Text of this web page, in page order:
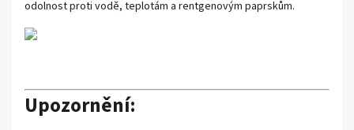
odolnost proti vodě, teplotám a rentgenovým paprskům.
Upozornění: